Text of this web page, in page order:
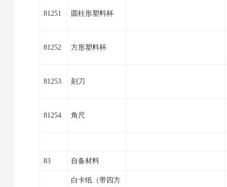
81251 圆柱形塑料杯
81252 方形塑料杯
81253 刻刀
81254 角尺
83 自备材料
白卡纸（带四方